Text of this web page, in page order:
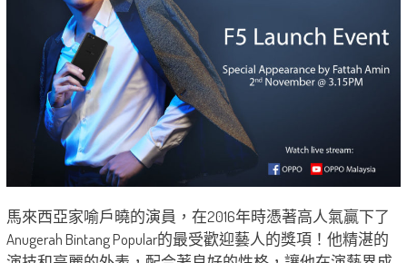
馬來西亞家喻戶曉的演員，在2016年時憑著高人氣贏下了
Anugerah Bintang Popular的最受歡迎藝人的獎項！他精湛的